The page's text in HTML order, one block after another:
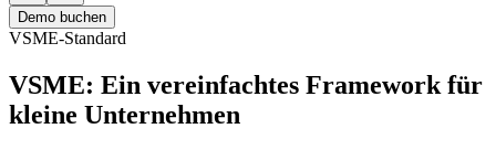
Demo buchen
VSME-Standard
VSME: Ein vereinfachtes Framework für
kleine Unternehmen